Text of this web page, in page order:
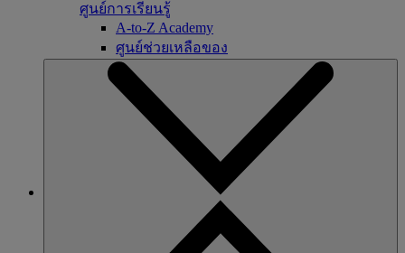
ศูนย์การเรียนรู้
A-to-Z Academy
ศูนย์ช่วยเหลือของ